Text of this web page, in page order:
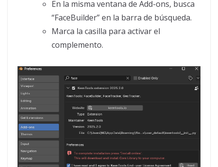
En la misma ventana de Add-ons, busca
“FaceBuilder” en la barra de búsqueda.
Marca la casilla para activar el
complemento.